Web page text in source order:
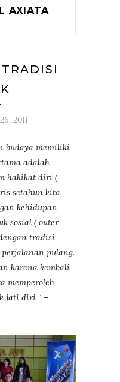
AXIATA
2011
budaya memiliki
adalah
hakikat diri (
setahun kita
kehidupan
sosial ( outer
tradisi
pulang.
karena kembali
memperoleh
jati diri “ –